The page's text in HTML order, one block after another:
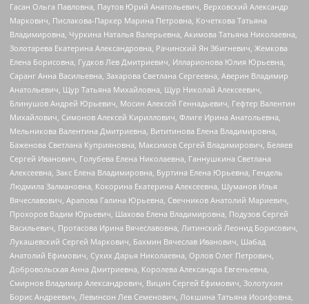
Гасан Ольга Павловна, Паутов Юрий Анатольевич, Верховский Александр
Маркович, Пислакова-Паркер Марина Петровна, Кочеткова Татьяна
Владимировна, Чуркина Наталья Валерьевна, Акимова Татьяна Николаевна,
Золотарева Екатерина Александровна, Рачинский Ян Збигневич, Жемкова
Елена Борисовна, Гудков Лев Дмитриевич, Илларионова Юлия Юрьевна,
Саранг Анна Васильевна, Захарова Светлана Сергеевна, Аверин Владимир
Анатольевич, Щур Татьяна Михайловна, Щур Николай Алексеевич,
Блинушов Андрей Юрьевич, Мосин Алексей Геннадьевич, Гефтер Валентин
Михайлович, Симонов Алексей Кириллович, Флиге Ирина Анатольевна,
Мельникова Валентина Дмитриевна, Вититинова Елена Владимировна,
Баженова Светлана Куприяновна, Максимов Сергей Владимирович, Беляев
Сергей Иванович, Голубева Елена Николаевна, Ганнушкина Светлана
Алексеевна, Закс Елена Владимировна, Буртина Елена Юрьевна, Гендель
Людмила Залмановна, Кокорина Екатерина Алексеевна, Шуманов Илья
Вячеславович, Арапова Галина Юрьевна, Свечников Анатолий Мариевич,
Прохоров Вадим Юрьевич, Шахова Елена Владимировна, Подузов Сергей
Васильевич, Протасова Ирина Вячеславовна, Литинский Леонид Борисович,
Лукашевский Сергей Маркович, Бахмин Вячеслав Иванович, Шабад
Анатолий Ефимович, Сухих Дарья Николаевна, Орлов Олег Петрович,
Добровольская Анна Дмитриевна, Королева Александра Евгеньевна,
Смирнов Владимир Александрович, Вицин Сергей Ефимович, Золотухин
Борис Андреевич, Левинсон Лев Семенович, Локшина Татьяна Иосифовна,